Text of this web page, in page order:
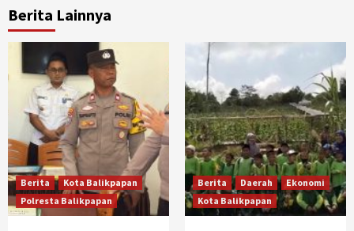
Berita Lainnya
Berita
Kota Balikpapan
Polresta Balikpapan
Berita Daerah
Ekonomi
Kota Balikpapan